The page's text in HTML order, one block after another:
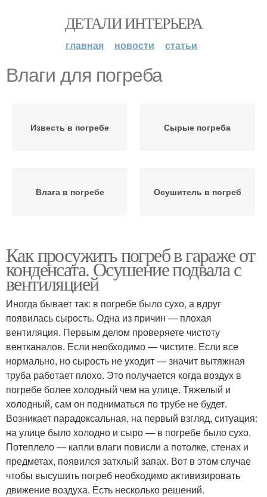
ДЕТАЛИ ИНТЕРЬЕРА
главная новости статьи
Влаги для погреба
Известь в погребе Сырые погреба
Влага в погребе Осушитель в погреб
Как просужить погреб в гараже от
конденсата. Осушение подвала с
вентиляцией
Иногда бывает так: в погребе было сухо, а вдруг
появилась сырость. Одна из причин — плохая
вентиляция. Первым делом проверяете чистоту
вентканалов. Если необходимо — чистите. Если все
нормально, но сырость не уходит — значит вытяжная
труба работает плохо. Это получается когда воздух в
погребе более холодный чем на улице. Тяжелый и
холодный, сам он подниматься по трубе не будет.
Возникает парадоксальная, на первый взгляд, ситуация:
на улице было холодно и сыро — в погребе было сухо.
Потеплело — капли влаги повисли а потолке, стенах и
предметах, появился затхлый запах. Вот в этом случае
чтобы высушить погреб необходимо активизировать
движение воздуха. Есть несколько решений.